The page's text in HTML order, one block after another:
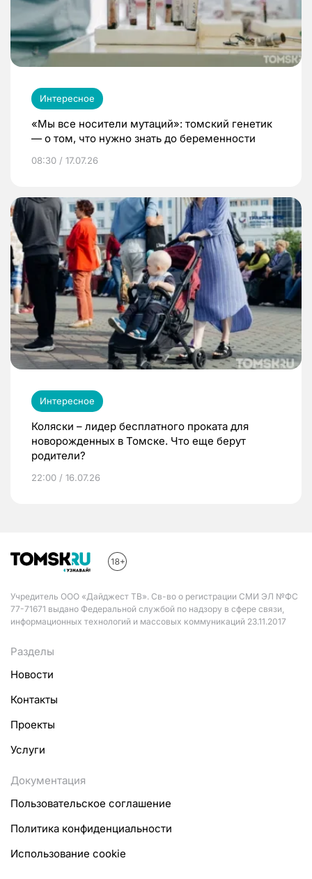
Интересное
«Мы все носители мутаций»: томский генетик
— о том, что нужно знать до беременности
08:30 / 17.07.26
Интересное
Коляски – лидер бесплатного проката для
новорожденных в Томске. Что еще берут
родители?
22:00 / 16.07.26
Учредитель ООО «Дайджест ТВ». Св-во о регистрации СМИ ЭЛ №ФС
77-71671 выдано Федеральной службой по надзору в сфере связи,
информационных технологий и массовых коммуникаций 23.11.2017
Разделы
Новости
Контакты
Проекты
Услуги
Документация
Пользовательское соглашение
Политика конфиденциальности
Использование cookie